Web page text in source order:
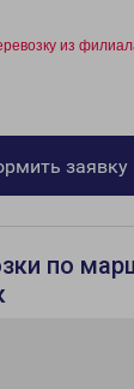
из
заявку
по